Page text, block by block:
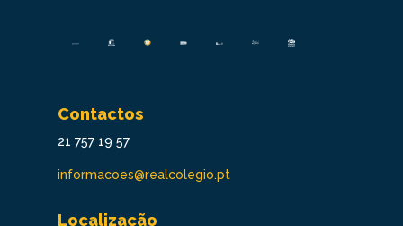
Contactos
21 757 19 57
informacoes@realcolegio.pt
Localização